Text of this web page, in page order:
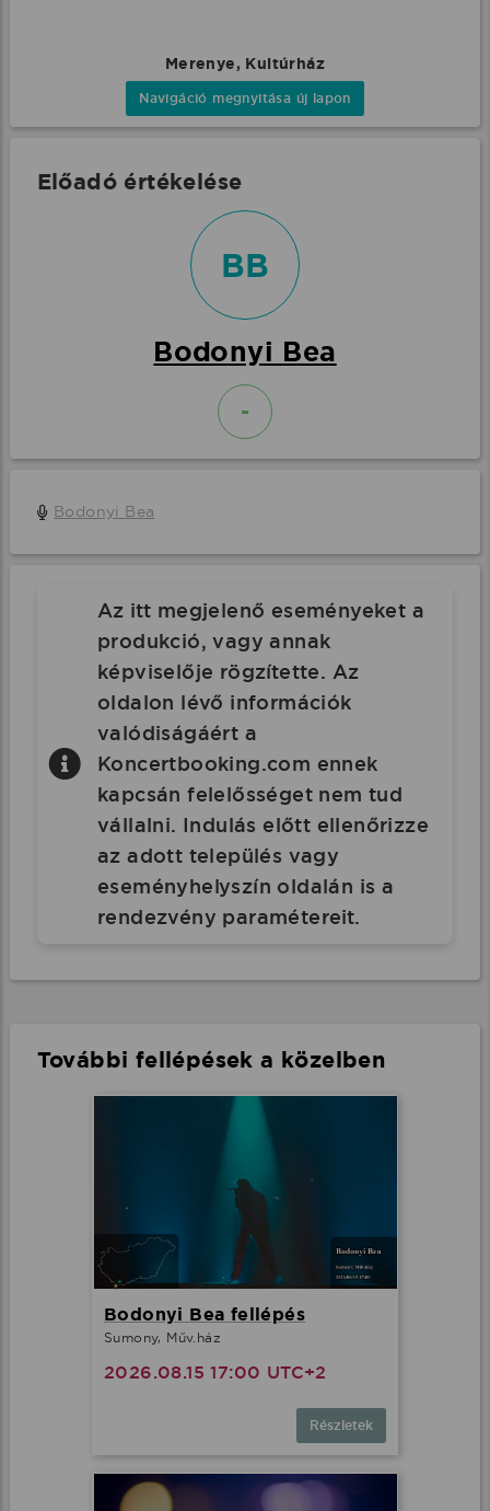
Merenye, Kultúrház
Navigáció megnyitása új lapon
Előadó értékelése
BB
Bodonyi Bea
-
Bodonyi Bea
Az itt megjelenő eseményeket a
produkció, vagy annak
képviselője rögzítette. Az
oldalon lévő információk
valódiságáért a
Koncertbooking.com ennek
kapcsán felelősséget nem tud
vállalni. Indulás előtt ellenőrizze
az adott település vagy
eseményhelyszín oldalán is a
rendezvény paramétereit.
További fellépések a közelben
Bodonyi Bea fellépés
Sumony, Műv.ház
2026.08.15 17:00 UTC+2
Részletek